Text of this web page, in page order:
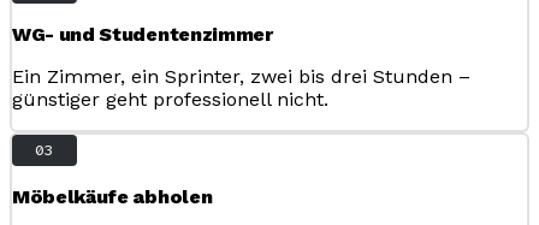
WG- und Studentenzimmer
Ein Zimmer, ein Sprinter, zwei bis drei Stunden –
günstiger geht professionell nicht.
03
Möbelkäufe abholen